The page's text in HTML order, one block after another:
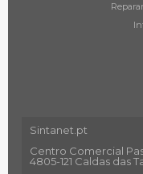
Sintanet.pt
Centro Comercial
4805-121 Caldas das